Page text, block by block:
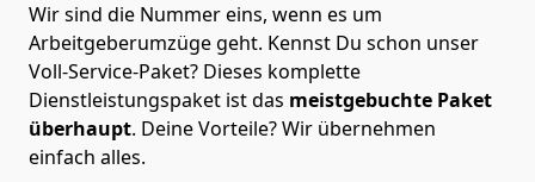
Wir sind die Nummer eins, wenn es um
Arbeitgeberumzüge geht. Kennst Du schon unser
Voll-Service-Paket? Dieses komplette
Dienstleistungspaket ist das meistgebuchte Paket
überhaupt. Deine Vorteile? Wir übernehmen
einfach alles.